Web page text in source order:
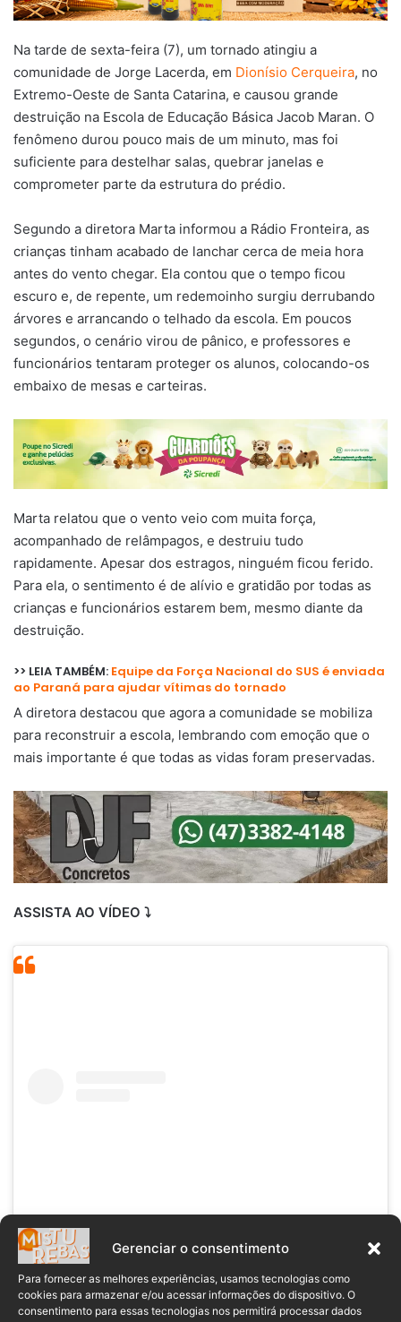
Gerenciar o consentimento
Para fornecer as melhores experiências, usamos tecnologias como
cookies para armazenar e/ou acessar informações do dispositivo. O
consentimento para essas tecnologias nos permitirá processar dados
Na tarde de sexta-feira (7), um tornado atingiu a
comunidade de Jorge Lacerda, em Dionísio Cerqueira, no
Extremo-Oeste de Santa Catarina, e causou grande
destruição na Escola de Educação Básica Jacob Maran. O
fenômeno durou pouco mais de um minuto, mas foi
suficiente para destelhar salas, quebrar janelas e
comprometer parte da estrutura do prédio.
Segundo a diretora Marta informou a Rádio Fronteira, as
crianças tinham acabado de lanchar cerca de meia hora
antes do vento chegar. Ela contou que o tempo ficou
escuro e, de repente, um redemoinho surgiu derrubando
árvores e arrancando o telhado da escola. Em poucos
segundos, o cenário virou de pânico, e professores e
funcionários tentaram proteger os alunos, colocando-os
embaixo de mesas e carteiras.
Marta relatou que o vento veio com muita força,
acompanhado de relâmpagos, e destruiu tudo
rapidamente. Apesar dos estragos, ninguém ficou ferido.
Para ela, o sentimento é de alívio e gratidão por todas as
crianças e funcionários estarem bem, mesmo diante da
destruição.
>> LEIA TAMBÉM: Equipe da Força Nacional do SUS é enviada
ao Paraná para ajudar vítimas do tornado
A diretora destacou que agora a comunidade se mobiliza
para reconstruir a escola, lembrando com emoção que o
mais importante é que todas as vidas foram preservadas.
ASSISTA AO VÍDEO ⤵️
Ver essa foto no Instagram